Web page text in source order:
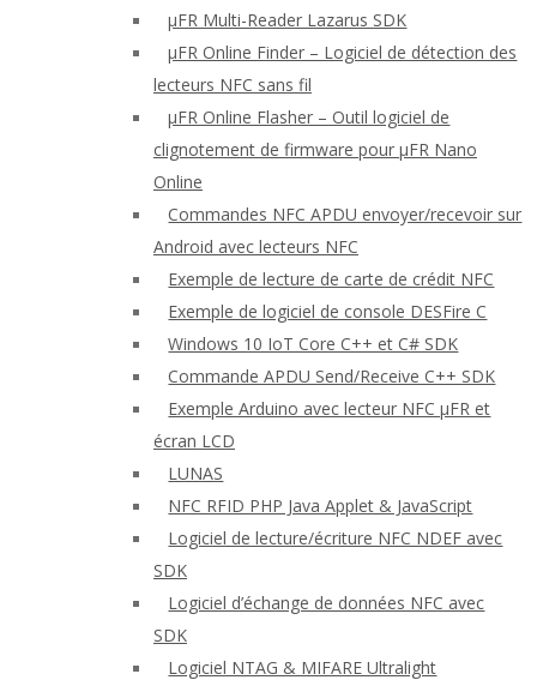
μFR Multi-Reader Lazarus SDK
μFR Online Finder – Logiciel de détection des
lecteurs NFC sans fil
μFR Online Flasher – Outil logiciel de
clignotement de firmware pour μFR Nano
Online
Commandes NFC APDU envoyer/recevoir sur
Android avec lecteurs NFC
Exemple de lecture de carte de crédit NFC
Exemple de logiciel de console DESFire C
Windows 10 IoT Core C++ et C# SDK
Commande APDU Send/Receive C++ SDK
Exemple Arduino avec lecteur NFC μFR et
écran LCD
LUNAS
NFC RFID PHP Java Applet & JavaScript
Logiciel de lecture/écriture NFC NDEF avec
SDK
Logiciel d’échange de données NFC avec
SDK
Logiciel NTAG & MIFARE Ultralight